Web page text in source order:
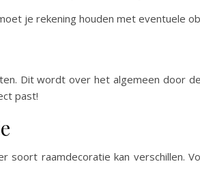
je rekening houden met eventuele
Dit wordt over het algemeen door
past!
raamdecoratie kan verschillen.